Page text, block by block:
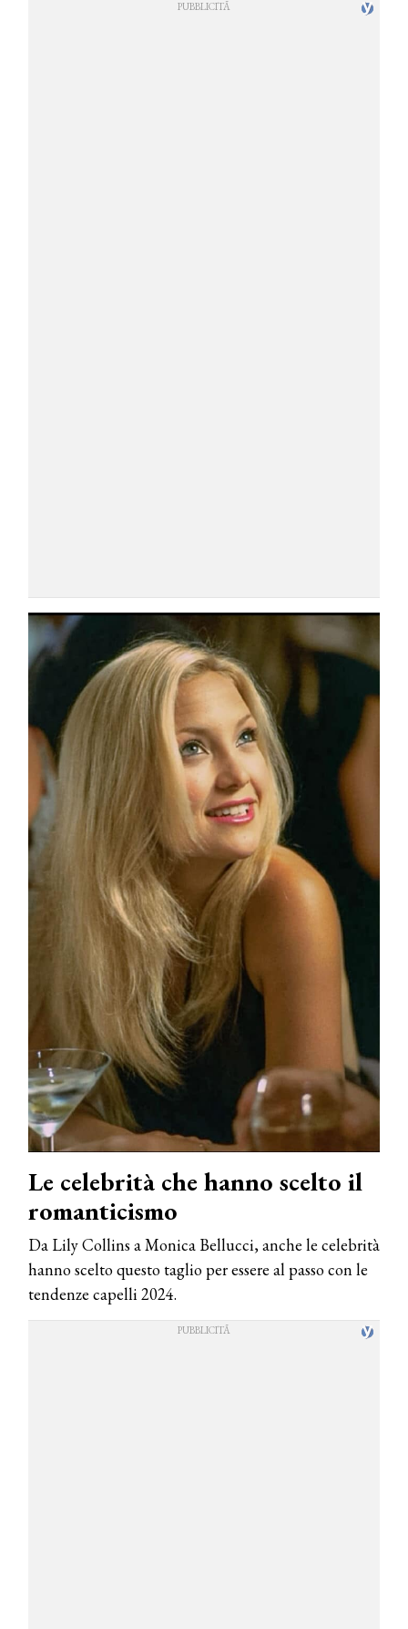
Le celebrità che hanno scelto il
romanticismo
Da Lily Collins a Monica Bellucci, anche le celebrità
hanno scelto questo taglio per essere al passo con le
tendenze capelli 2024.